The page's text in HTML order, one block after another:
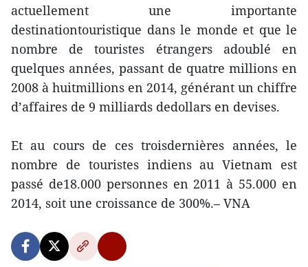
actuellement une importante
destinationtouristique dans le monde et que le
nombre de touristes étrangers adoublé en
quelques années, passant de quatre millions en
2008 à huitmillions en 2014, générant un chiffre
d’affaires de 9 milliards dedollars en devises.
Et au cours de ces troisdernières années, le
nombre de touristes indiens au Vietnam est
passé de18.000 personnes en 2011 à 55.000 en
2014, soit une croissance de 300%.– VNA